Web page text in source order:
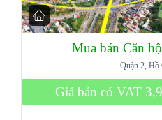
Mua bán Căn
Quận 2,
Giá bán có VAT